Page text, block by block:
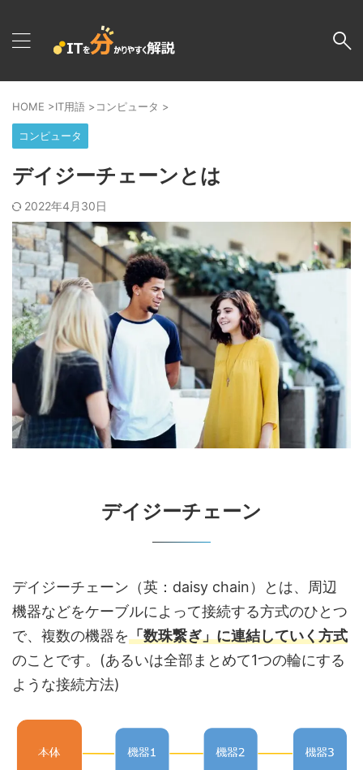
HOME >IT用語 >コンピュータ >
コンピュータ
デイジーチェーンとは
2022年4月30日
デイジーチェーン
デイジーチェーン（英：daisy chain）とは、周辺
機器などをケーブルによって接続する方式のひとつ
で、複数の機器を「数珠繋ぎ」に連結していく方式
のことです。(あるいは全部まとめて1つの輪にする
ような接続方法)